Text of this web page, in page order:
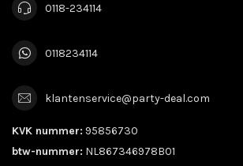
0118-234114
0118234114
klantenservice@party-deal.com
KVK nummer: 95856730
btw-nummer: NL867346978B01